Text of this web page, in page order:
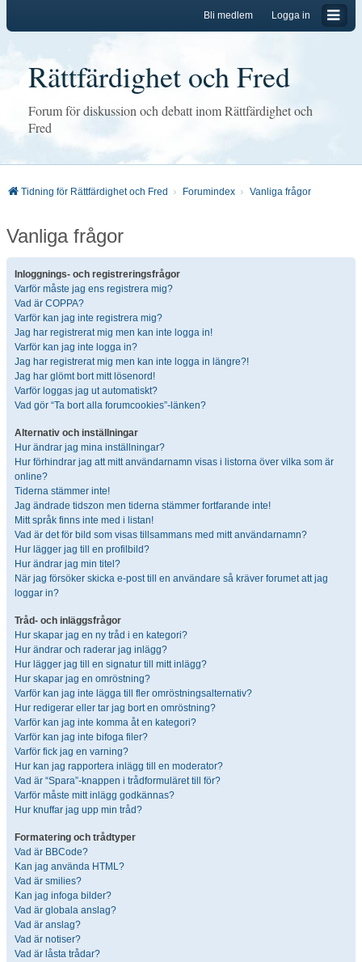
Logga in
Bli medlem
Rättfärdighet och Fred
Forum för diskussion och debatt inom Rättfärdighet och
Fred
Tidning för Rättfärdighet och Fred Forumindex Vanliga frågor
Vanliga frågor
Inloggnings- och registreringsfrågor
Varför måste jag ens registrera mig?
Vad är COPPA?
Varför kan jag inte registrera mig?
Jag har registrerat mig men kan inte logga in!
Varför kan jag inte logga in?
Jag har registrerat mig men kan inte logga in längre?!
Jag har glömt bort mitt lösenord!
Varför loggas jag ut automatiskt?
Vad gör “Ta bort alla forumcookies”-länken?
Alternativ och inställningar
Hur ändrar jag mina inställningar?
Hur förhindrar jag att mitt användarnamn visas i listorna över vilka som är
online?
Tiderna stämmer inte!
Jag ändrade tidszon men tiderna stämmer fortfarande inte!
Mitt språk finns inte med i listan!
Vad är det för bild som visas tillsammans med mitt användarnamn?
Hur lägger jag till en profilbild?
Hur ändrar jag min titel?
När jag försöker skicka e-post till en användare så kräver forumet att jag
loggar in?
Tråd- och inläggsfrågor
Hur skapar jag en ny tråd i en kategori?
Hur ändrar och raderar jag inlägg?
Hur lägger jag till en signatur till mitt inlägg?
Hur skapar jag en omröstning?
Varför kan jag inte lägga till fler omröstningsalternativ?
Hur redigerar eller tar jag bort en omröstning?
Varför kan jag inte komma åt en kategori?
Varför kan jag inte bifoga filer?
Varför fick jag en varning?
Hur kan jag rapportera inlägg till en moderator?
Vad är “Spara”-knappen i trådformuläret till för?
Varför måste mitt inlägg godkännas?
Hur knuffar jag upp min tråd?
Formatering och trådtyper
Vad är BBCode?
Kan jag använda HTML?
Vad är smilies?
Kan jag infoga bilder?
Vad är globala anslag?
Vad är anslag?
Vad är notiser?
Vad är låsta trådar?